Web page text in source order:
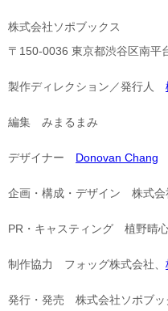
株式会社ソポブックス
〒150-0036 東京都渋谷区南平
製作ディレクション／発行人
編集 みまるまみ
デザイナー Donovan Chang
企画・構成・デザイン 株式会
PR・キャスティング 植野晴心
制作協力 フォッグ株式会社、
発行・発売 株式会社ソポブッ